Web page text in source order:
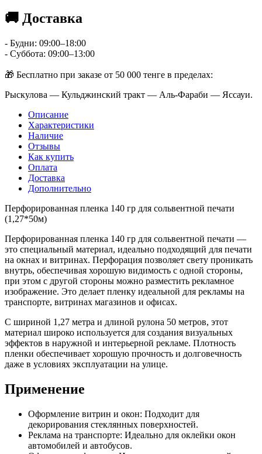
🚚 Доставка
- Будни: 09:00–18:00
- Суббота: 09:00–13:00
🎁 Бесплатно при заказе от 50 000 тенге в пределах:
Рыскулова — Кульджинский тракт — Аль-Фараби — Яссауи.
Описание
Характеристики
Наличие
Отзывы
Как купить
Оплата
Доставка
Дополнительно
Перфорированная пленка 140 гр для сольвентной печати
(1,27*50м)
Перфорированная пленка 140 гр для сольвентной печати —
это специальный материал, идеально подходящий для печати
на окнах и витринах. Перфорация позволяет свету проникать
внутрь, обеспечивая хорошую видимость с одной стороны,
при этом с другой стороны можно разместить рекламное
изображение. Это делает пленку идеальной для рекламы на
транспорте, витринах магазинов и офисах.
С шириной 1,27 метра и длиной рулона 50 метров, этот
материал широко используется для создания визуальных
эффектов в наружной и интерьерной рекламе. Плотность
пленки обеспечивает хорошую прочность и долговечность
даже в условиях эксплуатации на улице.
Применение
Оформление витрин и окон: Подходит для
декорирования стеклянных поверхностей.
Реклама на транспорте: Идеально для оклейки окон
автомобилей и автобусов.